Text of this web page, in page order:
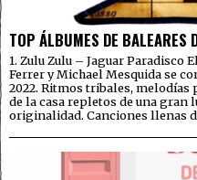
TOP ÁLBUMES DE BALEARES
1. Zulu Zulu – Jaguar Paradisco
Ferrer y Michael Mesquida se
2022. Ritmos tribales, melodías
de la casa repletos de una gran
originalidad. Canciones llenas